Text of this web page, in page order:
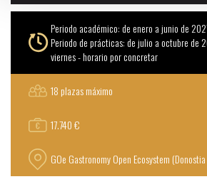
Periodo académico: de enero a junio de
Periodo de prácticas: de julio a octubre de
viernes - horario por concretar
18 plazas máximo
17.740 €
GOe Gastronomy Open Ecosystem